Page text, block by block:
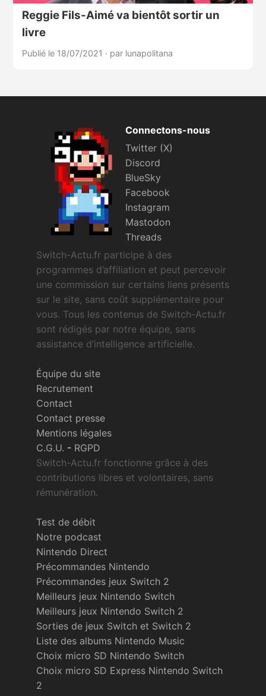
Reggie Fils-Aimé va bientôt sortir un
livre
Publié le 18/07/2021 · par lunapolitana
Connectons-nous
Twitter (X)
Discord
BlueSky
Facebook
Instagram
Mastodon
Threads
Switch-Actu.fr participe à des
programmes d’affiliation et peut percevoir
une commission sur certains liens présents
sur le site, sans coût supplémentaire pour
vous. Tous les contenus de Switch-Actu.fr
sont rédigés par notre équipe, sans
assistance d’intelligence artificielle.
Équipe du site
Recrutement
Contact
Contact presse
Mentions légales
C.G.U. - RGPD
Switch-Actu.fr fonctionne grâce à des
contributions libres et volontaires, sans
rémunération.
Test de débit
Notre podcast
Nintendo Direct
Précommandes Nintendo
Précommandes jeux Switch 2
Meilleurs jeux Nintendo Switch
Meilleurs jeux Nintendo Switch 2
Sorties de jeux Switch et Switch 2
Liste des albums Nintendo Music
Choix micro SD Nintendo Switch
Choix micro SD Express Nintendo Switch
2